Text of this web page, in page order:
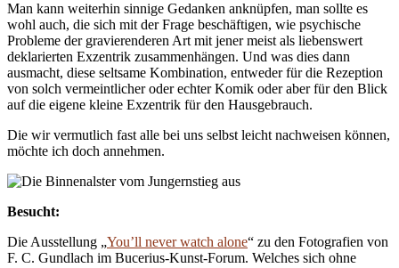
Man kann weiterhin sinnige Gedanken anknüpfen, man sollte es
wohl auch, die sich mit der Frage beschäftigen, wie psychische
Probleme der gravierenderen Art mit jener meist als liebenswert
deklarierten Exzentrik zusammenhängen. Und was dies dann
ausmacht, diese seltsame Kombination, entweder für die Rezeption
von solch vermeintlicher oder echter Komik oder aber für den Blick
auf die eigene kleine Exzentrik für den Hausgebrauch.
Die wir vermutlich fast alle bei uns selbst leicht nachweisen können,
möchte ich doch annehmen.
Besucht:
Die Ausstellung „You’ll never watch alone“ zu den Fotografien von
F. C. Gundlach im Bucerius-Kunst-Forum. Welches sich ohne